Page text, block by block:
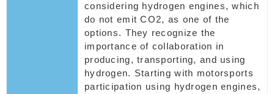
considering hydrogen engines, which
do not emit CO2, as one of the
options. They recognize the
importance of collaboration in
producing, transporting, and using
hydrogen. Starting with motorsports
participation using hydrogen engines,